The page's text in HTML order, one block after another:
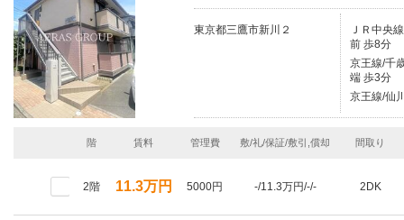
東京都三鷹市新川２
ＪＲ中央
前 歩8分
京王線/千
端 歩3分
京王線/仙
階 賃料 管理費 敷/礼/保証/敷引,償却 間取り
2階 11.3万円 5000円 -/11.3万円/-/- 2DK